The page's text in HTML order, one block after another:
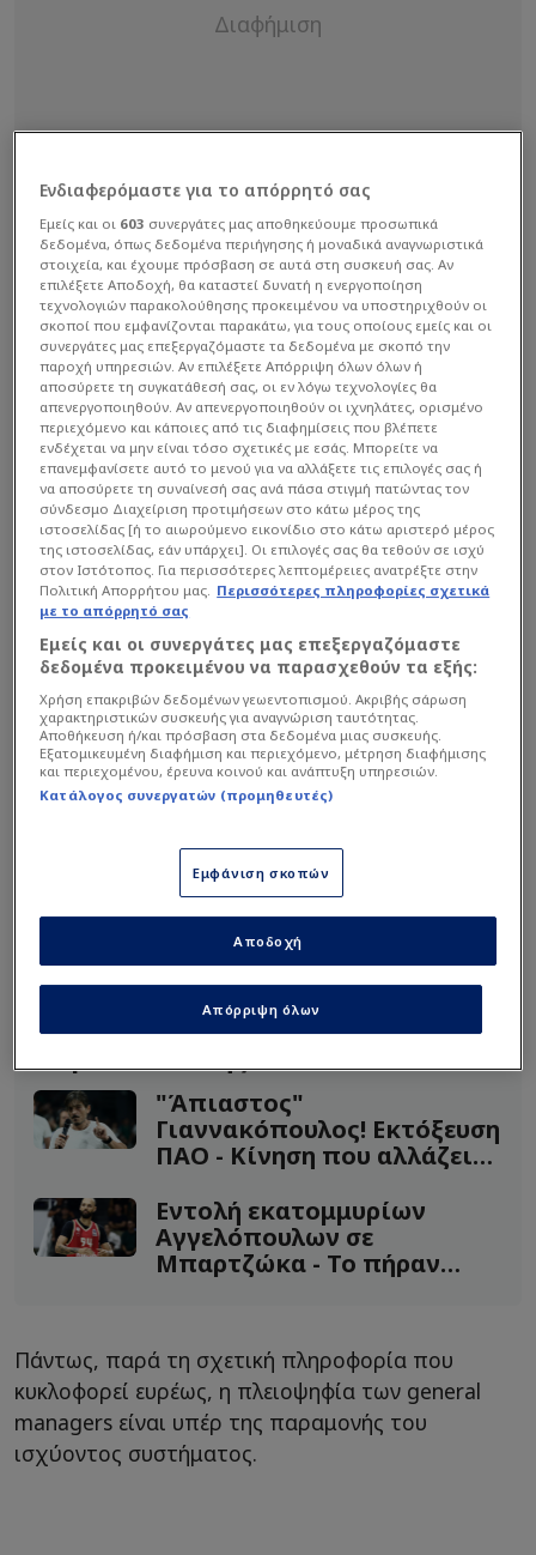
InTime
Δημοσιεύματα στο εξωτερικό "βουίζουν" σχετικά
Final Four σε προσυμφωνημένη έδρα να
αντικασταθεί από σειρές ημιτελικών και τελικών
"best of 5" (σ.σ. κερδίζει η ομάδα που θα πάρει
τις περισσότερες νίκες σε μάξιμουμ πέντε
αγώνες).
"Άπιαστος"
Γιαννακόπουλος! Εκτόξευση
ΠΑΟ - Κίνηση που αλλάζει
Εντολή εκατομμυρίων
Αγγελόπουλων σε
Μπαρτζώκα - Το πήραν
Πάντως, παρά τη σχετική πληροφορία που
κυκλοφορεί ευρέως, η πλειοψηφία των general
managers είναι υπέρ της παραμονής του
ισχύοντος συστήματος.
Ενδιαφερόμαστε για το απόρρητό σας
Εμείς και οι 603 συνεργάτες μας αποθηκεύουμε προσωπικά
δεδομένα, όπως δεδομένα περιήγησης ή μοναδικά αναγνωριστικά
στοιχεία, και έχουμε πρόσβαση σε αυτά στη συσκευή σας. Αν
επιλέξετε Αποδοχή, θα καταστεί δυνατή η ενεργοποίηση
τεχνολογιών παρακολούθησης προκειμένου να υποστηριχθούν οι
σκοποί που εμφανίζονται παρακάτω, για τους οποίους εμείς και οι
συνεργάτες μας επεξεργαζόμαστε τα δεδομένα με σκοπό την
παροχή υπηρεσιών. Αν επιλέξετε Απόρριψη όλων όλων ή
αποσύρετε τη συγκατάθεσή σας, οι εν λόγω τεχνολογίες θα
απενεργοποιηθούν. Αν απενεργοποιηθούν οι ιχνηλάτες, ορισμένο
περιεχόμενο και κάποιες από τις διαφημίσεις που βλέπετε
ενδέχεται να μην είναι τόσο σχετικές με εσάς. Μπορείτε να
επανεμφανίσετε αυτό το μενού για να αλλάξετε τις επιλογές σας ή
να αποσύρετε τη συναίνεσή σας ανά πάσα στιγμή πατώντας τον
σύνδεσμο Διαχείριση προτιμήσεων στο κάτω μέρος της
ιστοσελίδας [ή το αιωρούμενο εικονίδιο στο κάτω αριστερό μέρος
της ιστοσελίδας, εάν υπάρχει]. Οι επιλογές σας θα τεθούν σε ισχύ
στον Ιστότοπος. Για περισσότερες λεπτομέρειες ανατρέξτε στην
Πολιτική Απορρήτου μας. Περισσότερες πληροφορίες σχετικά
με το απόρρητό σας
Εμείς και οι συνεργάτες μας επεξεργαζόμαστε
δεδομένα προκειμένου να παρασχεθούν τα εξής:
Χρήση επακριβών δεδομένων γεωεντοπισμού. Ακριβής σάρωση
χαρακτηριστικών συσκευής για αναγνώριση ταυτότητας.
Αποθήκευση ή/και πρόσβαση στα δεδομένα μιας συσκευής.
Εξατομικευμένη διαφήμιση και περιεχόμενο, μέτρηση διαφήμισης
και περιεχομένου, έρευνα κοινού και ανάπτυξη υπηρεσιών.
Κατάλογος συνεργατών (προμηθευτές)
Εμφάνιση σκοπών
Απόρριψη όλων
Αποδοχή